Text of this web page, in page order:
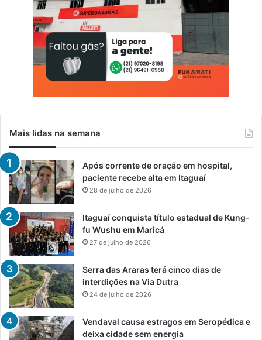
Mais lidas na semana
Após corrente de oração em hospital,
paciente recebe alta em Itaguaí
28 de julho de 2026
Itaguaí conquista título estadual de Kung-
fu Wushu em Maricá
27 de julho de 2026
Serra das Araras terá cinco dias de
interdições na Via Dutra
24 de julho de 2026
Vendaval causa estragos em Seropédica e
deixa cidade sem energia